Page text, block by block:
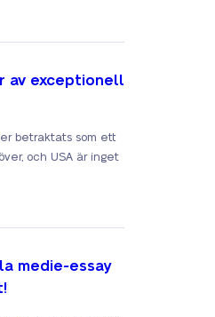
av exceptionell
betraktats som ett
och USA är inget
medie-essay